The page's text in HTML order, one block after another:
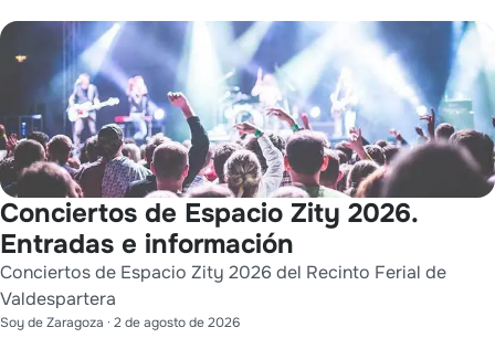
Conciertos de Espacio Zity 2026.
Entradas e información
Conciertos de Espacio Zity 2026 del Recinto Ferial de
Valdespartera
Soy de Zaragoza · 2 de agosto de 2026